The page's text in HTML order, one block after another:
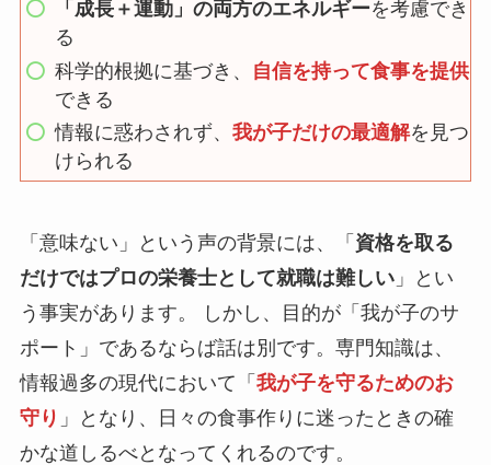
「成長＋運動」の両方のエネルギーを考慮でき
る
科学的根拠に基づき、 自信を持って食事を提供
できる
情報に惑わされず、我が子だけの最適解を見つ
けられる
「意味ない」という声の背景には、「 資格を取る
だけではプロの栄養士として就職は難しい」とい
う事実があります。 しかし、目的が「我が子のサ
ポート」であるならば話は別です。専門知識は、
情報過多の現代において「 我が子を守るためのお
守り 」となり、日々の食事作りに迷ったときの確
かな道しるべとなってくれるのです。